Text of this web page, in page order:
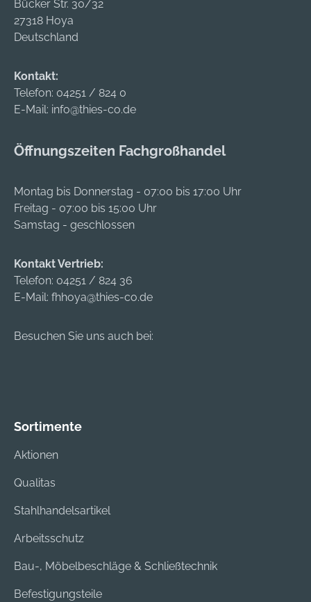
Bücker Str. 30/32
27318 Hoya
Deutschland
Kontakt:
Telefon: 04251 / 824 0
E-Mail: info@thies-co.de
Öffnungszeiten Fachgroßhandel
Montag bis Donnerstag - 07:00 bis 17:00 Uhr
Freitag - 07:00 bis 15:00 Uhr
Samstag - geschlossen
Kontakt Vertrieb:
Telefon: 04251 / 824 36
E-Mail: fhhoya@thies-co.de
Besuchen Sie uns auch bei:
Sortimente
Aktionen
Qualitas
Stahlhandelsartikel
Arbeitsschutz
Bau-, Möbelbeschläge & Schließtechnik
Befestigungsteile